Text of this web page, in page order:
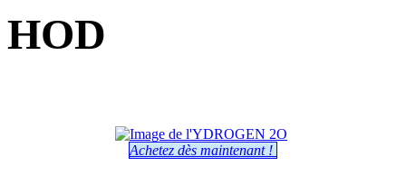
HOD
Achetez dès maintenant !